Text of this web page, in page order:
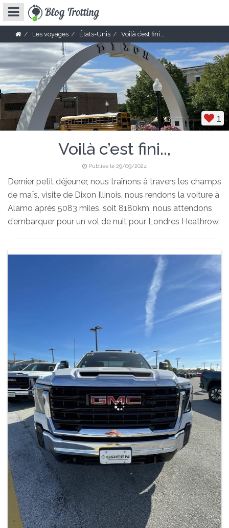
Les voyages États-Unis Voilà c’est fini..,
1
Voilà c’est fini..,
Publiée le 29/09/2024
Dernier petit déjeuner, nous traînons à travers les champs
de maïs, visite de Dixon Illinois, nous rendons la voiture à
Alamo après 5083 miles, soit 8180km, nous attendons
d’embarquer pour un vol de nuit pour Londres Heathrow.